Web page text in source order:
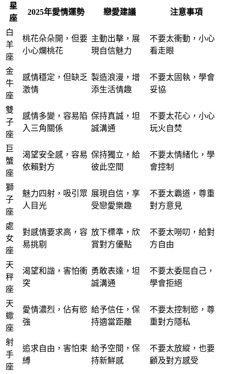
星
座
2025年愛情運勢 戀愛建議 注意事項
白
羊
座
桃花朵朵開，但要
小心爛桃花
主動出擊，展
現自信魅力
不要太衝動，小心
看走眼
金
牛
座
感情穩定，但缺乏
激情
製造浪漫，增
添生活情趣
不要太固執，學會
妥協
雙
子
座
感情多變，容易陷
入三角關係
保持真誠，坦
誠溝通
不要太花心，小心
玩火自焚
巨
蟹
座
渴望安全感，容易
依賴對方
保持獨立，給
彼此空間
不要太情緒化，學
會控制
獅
子
座
魅力四射，吸引眾
人目光
展現自信，享
受戀愛樂趣
不要太霸道，尊重
對方意見
處
女
座
對感情要求高，容
易挑剔
放下標準，欣
賞對方優點
不要太嘮叨，給對
方自由
天
秤
座
渴望和諧，害怕衝
突
勇敢表達，坦
誠溝通
不要太委屈自己，
學會拒絕
天
蠍
座
愛情濃烈，佔有慾
強
給予信任，保
持適當距離
不要太控制慾，尊
重對方隱私
射
手
座
追求自由，害怕束
縛
給予空間，保
持新鮮感
不要太放縱，也要
顧及對方感受